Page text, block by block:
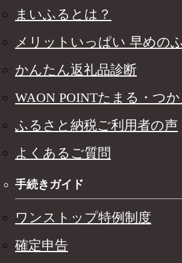
まいふるとは？
メリットいっぱい 早めの
かんたん返礼品診断
WAON POINTたまる・つ
ふるさと納税ご利用者の声
よくあるご質問
手続きガイド
ワンストップ特例制度
確定申告